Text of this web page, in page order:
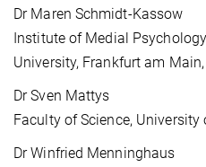
Dr Maren Schmidt-Kassow
Institute of Medial
University, Frankfurt am
Dr Sven Mattys
Faculty of Science, University
Dr Winfried Menninghaus